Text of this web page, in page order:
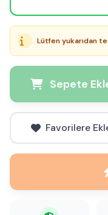
Lütfen yukarıdan
Sepete
Favorilere